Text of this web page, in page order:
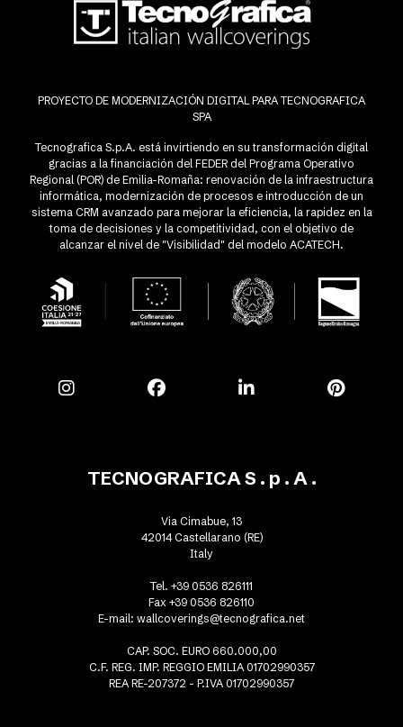
PROYECTO DE MODERNIZACIÓN DIGITAL PARA TECNOGRAFICA
SPA
Tecnografica S.p.A. está invirtiendo en su transformación digital
gracias a la financiación del FEDER del Programa Operativo
Regional (POR) de Emilia-Romaña: renovación de la infraestructura
informática, modernización de procesos e introducción de un
sistema CRM avanzado para mejorar la eficiencia, la rapidez en la
toma de decisiones y la competitividad, con el objetivo de
alcanzar el nivel de "Visibilidad" del modelo ACATECH.
TECNOGRAFICA S . p . A .
Via Cimabue, 13
42014 Castellarano (RE)
Italy
Tel. +39 0536 826111
Fax +39 0536 826110
E-mail: wallcoverings@tecnografica.net
CAP. SOC. EURO 660.000,00
C.F. REG. IMP. REGGIO EMILIA 01702990357
REA RE-207372 - P.IVA 01702990357